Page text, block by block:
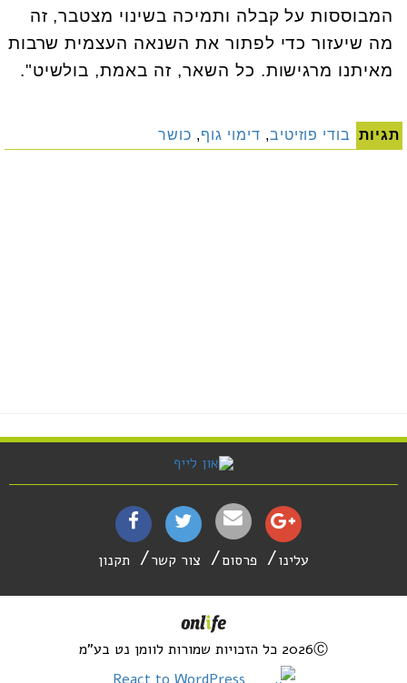
המבוססות על קבלה ותמיכה בשינוי מצטבר, זה
מה שיעזור כדי לפתור את השנאה העצמית שרבות
מאיתנו מרגישות. כל השאר, זה באמת, בולשיט".
תגיות בודי פוזיטיב, דימוי גוף, כושר
עלינו פרסום צור קשר תקנון
2026Ⓒ כל הזכויות שמורות לוומן נט בע"מ